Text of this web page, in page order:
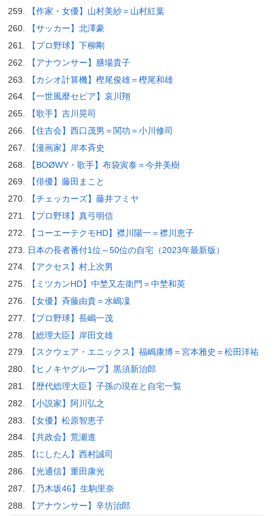
【作家・女優】山村美紗＝山村紅葉
【サッカー】北澤豪
【プロ野球】下柳剛
【アナウンサー】膳場貴子
【カシオ計算機】樫尾俊雄＝樫尾和雄
【一世風靡セピア】哀川翔
【歌手】吉川晃司
【住吉会】西口茂男＝関功＝小川修司
【漫画家】岸本斉史
【BOØWY・歌手】布袋寅泰＝今井美樹
【俳優】藤田まこと
【チェッカーズ】藤井フミヤ
【プロ野球】真弓明信
【コーエーテクモHD】襟川陽一＝襟川恵子
日本の長者番付1位～50位の自宅（2023年最新版）
【アクセス】村上次男
【ミツカンHD】中埜又左衛門＝中埜和英
【女優】斉藤由貴＝水嶋凜
【プロ野球】長嶋一茂
【総理大臣】岸田文雄
【スクウェア・エニックス】福嶋康博＝宮本雅史＝松田洋祐
【ヒノキヤグループ】黒須新治郎
【歴代総理大臣】子孫の現在と自宅一覧
【小説家】阿川弘之
【女優】松原智恵子
【共政会】荒瀬進
【にしたん】西村誠司
【光通信】重田康光
【乃木坂46】生駒里奈
【アナウンサー】辛坊治郎